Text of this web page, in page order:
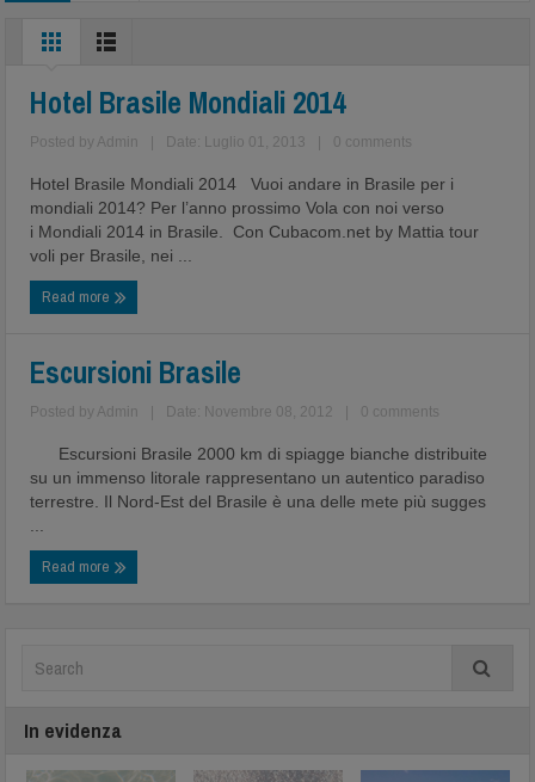
Hotel Brasile Mondiali 2014
Posted by Admin Date: Luglio 01, 2013 0 comments
Hotel Brasile Mondiali 2014 Vuoi andare in Brasile per i
mondiali 2014? Per l’anno prossimo Vola con noi verso
i Mondiali 2014 in Brasile. Con Cubacom.net by Mattia tour
voli per Brasile, nei ...
Read more
Escursioni Brasile
Posted by Admin Date: Novembre 08, 2012 0 comments
Escursioni Brasile 2000 km di spiagge bianche distribuite
su un immenso litorale rappresentano un autentico paradiso
terrestre. Il Nord-Est del Brasile è una delle mete più sugges
Read more
In evidenza